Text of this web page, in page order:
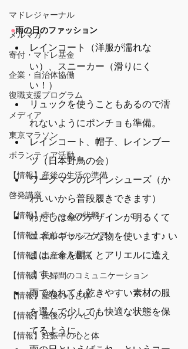
マドレジャーナル
メルマガ
寄付・マドレ基金
企業・自治体協働
復職支援プログラム
メディア
東京マラソン
ボランティア活動
【情報】産後の生活の準備
啓発講座
【情報】赤ちゃんの状態
【情報】産前のセルフケア
【情報】出産と入退院
【情報】夫婦間のコミュニケーション
【情報】産後の心と体
【情報】産後のリハビリ
【情報】妊娠中の心と体
●雨の日のファッション
レインコート（洋服が濡れな
い）、スニーカー（滑りにく
い！）
リュックを使うこともあるので濡
れないようにポンチョも準備。
レインコート、帽子、レインブー
ツ（日本野鳥の会）
ワークマンのレインシューズ（か
わいいから普段履きできます）
わたしは傘のデザインが明るくて
エネルギッシュな物を使います♪ い
まは、傘を開くとアリエルに逢え
ます♪
雨でぬれても乾きやすい素材の服
を選んで少しでも快適な状態を保
てるように。